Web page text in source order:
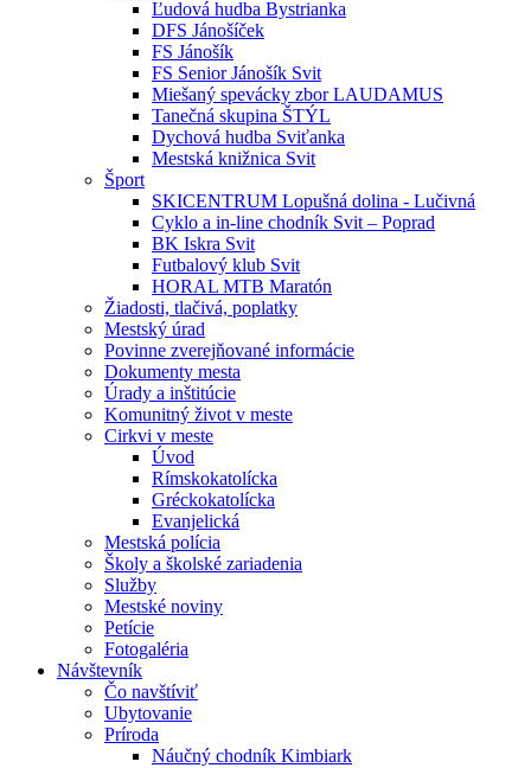
Ľudová hudba Bystrianka
DFS Jánošíček
FS Jánošík
FS Senior Jánošík Svit
Miešaný spevácky zbor LAUDAMUS
Tanečná skupina ŠTÝL
Dychová hudba Sviťanka
Mestská knižnica Svit
Šport
SKICENTRUM Lopušná dolina - Lučivná
Cyklo a in-line chodník Svit – Poprad
BK Iskra Svit
Futbalový klub Svit
HORAL MTB Maratón
Žiadosti, tlačivá, poplatky
Mestský úrad
Povinne zverejňované informácie
Dokumenty mesta
Úrady a inštitúcie
Komunitný život v meste
Cirkvi v meste
Úvod
Rímskokatolícka
Gréckokatolícka
Evanjelická
Mestská polícia
Školy a školské zariadenia
Služby
Mestské noviny
Petície
Fotogaléria
Návštevník
Čo navštíviť
Ubytovanie
Príroda
Náučný chodník Kimbiark